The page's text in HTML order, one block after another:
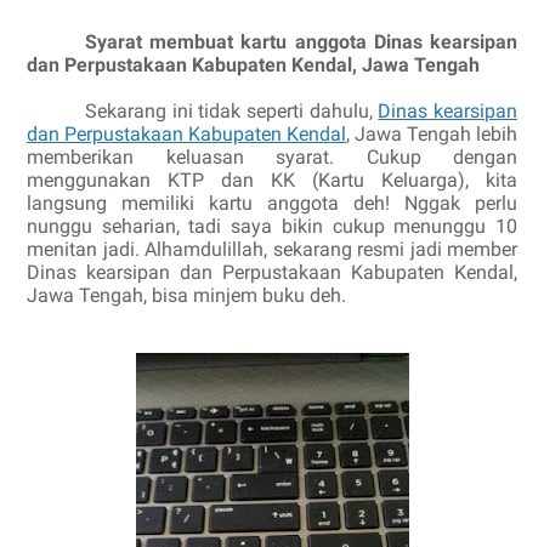
Syarat membuat kartu anggota Dinas kearsipan
dan Perpustakaan Kabupaten Kendal, Jawa Tengah
Sekarang ini tidak seperti dahulu, Dinas kearsipan
dan Perpustakaan Kabupaten Kendal , Jawa Tengah lebih
memberikan keluasan syarat. Cukup dengan
menggunakan KTP dan KK (Kartu Keluarga), kita
langsung memiliki kartu anggota deh! Nggak perlu
nunggu seharian, tadi saya bikin cukup menunggu 10
menitan jadi. Alhamdulillah, sekarang resmi jadi member
Dinas kearsipan dan Perpustakaan Kabupaten Kendal,
Jawa Tengah, bisa minjem buku deh.